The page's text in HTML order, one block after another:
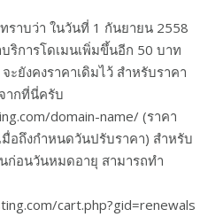
ราบว่า ในวันที่ 1 กันยายน 2558
ริการโดเมนเพิ่มขึ้นอีก 50 บาท
ะยังคงราคาเดิมไว้ สำหรับราคา
ากที่นี่ครับ
domain-name/ (ราคา
อถึงกำหนดวันปรับราคา) สำหรับ
ก่อนวันหมดอายุ สามารถทำ
cart.php?gid=renewals